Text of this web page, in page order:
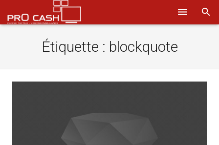
Logiciels
Étiquette : blockquote